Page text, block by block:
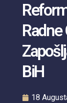
Radne
BiH
18